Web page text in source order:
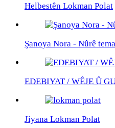
Helbestên Lokman Polat
Şanoya Nora - Nûrê
EDEBIYAT / WÊJE Û
Jiyana Lokman Polat